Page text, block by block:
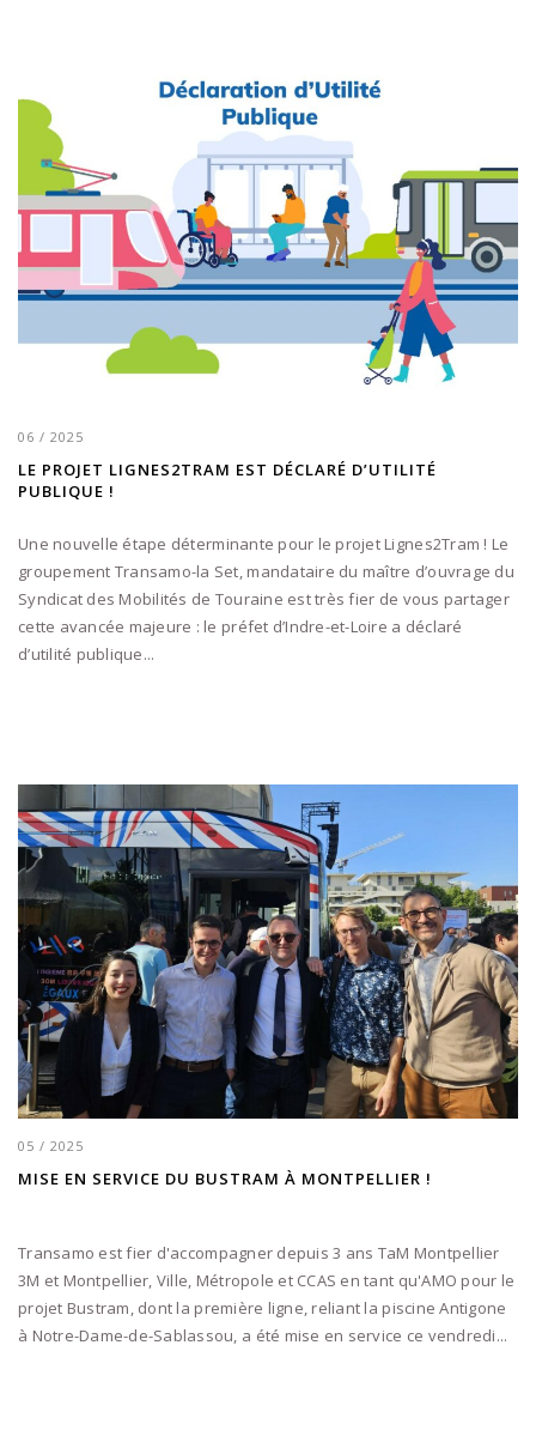
06 / 2025
LE PROJET LIGNES2TRAM EST DÉCLARÉ D’UTILITÉ
PUBLIQUE !
Une nouvelle étape déterminante pour le projet Lignes2Tram ! Le
groupement Transamo-la Set, mandataire du maître d’ouvrage du
Syndicat des Mobilités de Touraine est très fier de vous partager
cette avancée majeure : le préfet d’Indre-et-Loire a déclaré
d’utilité publique...
05 / 2025
MISE EN SERVICE DU BUSTRAM À MONTPELLIER !
Transamo est fier d'accompagner depuis 3 ans TaM Montpellier
3M et Montpellier, Ville, Métropole et CCAS en tant qu'AMO pour le
projet Bustram, dont la première ligne, reliant la piscine Antigone
à Notre-Dame-de-Sablassou, a été mise en service ce vendredi...